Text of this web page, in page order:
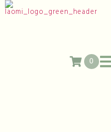
0